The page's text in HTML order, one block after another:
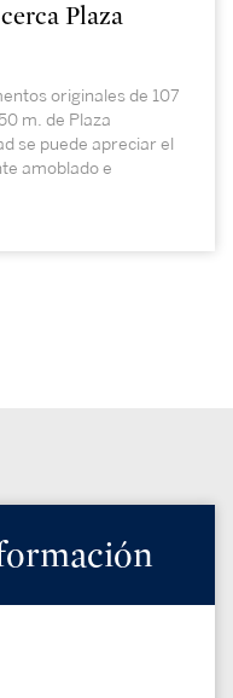
Plaza
originales de 107
m. de Plaza
se puede apreciar el
amoblado e